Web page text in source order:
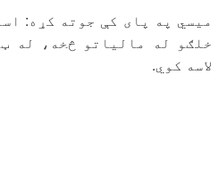
میسي په پای کې جوته کړه:
خلګو له مالیاتو څخه، له
لاسه کوي.